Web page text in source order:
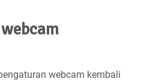
webcam kembali